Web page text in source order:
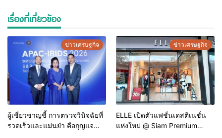
เรื่องที่เกี่ยวข้อง
ข่าวเศรษฐกิจ
ผู้เชี่ยวชาญชี้ การตรวจวินิจฉัยที่
รวดเร็วและแม่นยำ คือกุญแจ
ข่าวเศรษฐกิจ
ELLE เปิดตัวแฟชั่นเดสติเนชั่น
แห่งใหม่ @ Siam Premium